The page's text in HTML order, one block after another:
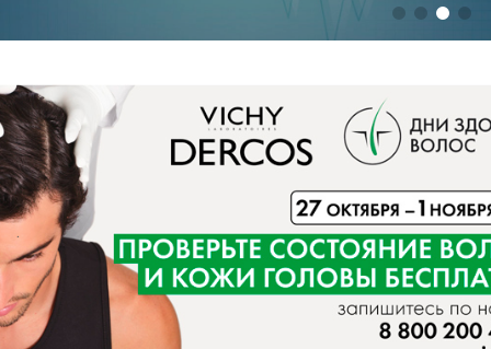
СКРИНИНГ
ПЕРВОГО
ASTRAIА
Выявления таких
• задержка роста плода
• риск преждевременных
• риск преэклампсии